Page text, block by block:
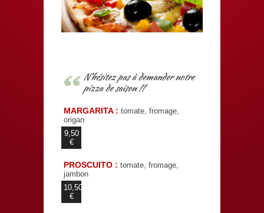
N’hésitez pas à demander notre
pizza de saison !!
MARGARITA : tomate, fromage,
origan
9,50
€
PROSCUITO : tomate, fromage,
jambon
10,50
€